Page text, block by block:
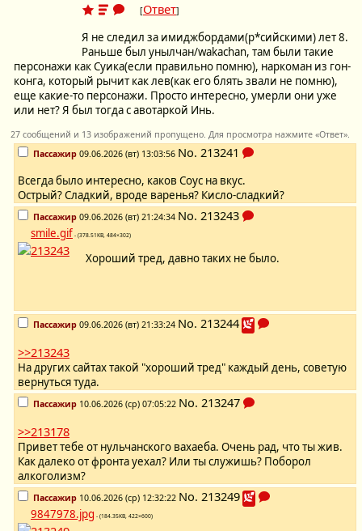
[Ответ]
Я не следил за имиджбордами(р*сийскими) лет 8.
Раньше был унылчан/wakachan, там были такие
персонажи как Суика(если правильно помню), наркоман из гон-
конга, который рычит как лев(как его блять звали не помню),
еще какие-то персонажи. Просто интересно, умерли они уже
или нет? Я был тогда с авотаркой Инь.
27 сообщений и 13 изображений пропущено. Для просмотра нажмите «Ответ».
Пассажир 09.06.2026 (вт) 13:03:56 No. 213241
Всегда было интересно, каков Соус на вкус.
Острый? Сладкий, вроде варенья? Кисло-сладкий?
Пассажир 09.06.2026 (вт) 21:24:34 No. 213243
smile.gif - (378.51KB, 484×302)
Хороший тред, давно таких не было.
Пассажир 09.06.2026 (вт) 21:33:24 No. 213244
>>213243
На других сайтах такой "хороший тред" каждый день, советую
вернуться туда.
Пассажир 10.06.2026 (ср) 07:05:22 No. 213247
>>213178
Привет тебе от нульчанского вахаеба. Очень рад, что ты жив.
Как далеко от фронта уехал? Или ты служишь? Поборол
алкоголизм?
Пассажир 10.06.2026 (ср) 12:32:22 No. 213249
9847978.jpg - (184.35KB, 422×600)